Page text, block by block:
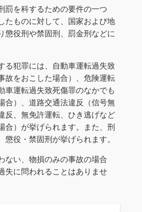
罰を科するための要件の一つ
たものに対して、国家および地
懲役刑や禁固刑、罰金刑などに
る犯罪には、自動車運転過失致
故をおこした場合）、危険運転
車運転過失致死傷罪のなかでも
合）、道路交通法違反（信号無
反、無免許運転、ひき逃げなど
合）が挙げられます。また、刑
懲役・禁固刑が挙げられます。
ない、物損のみの事故の場合
失に問われることはありませ